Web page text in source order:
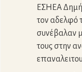
ΕΣΗΕΑ
τον αδελφό
συνέβαλαν
τους στην